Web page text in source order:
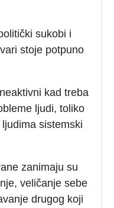
sukobi i
stoje potpuno
kad treba
ljudi, toliko
sistemski
zanimaju su
veličanje sebe
drugog koji